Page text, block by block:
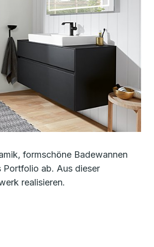
formschöne Badewannen
Portfolio ab. Aus dieser
realisieren.